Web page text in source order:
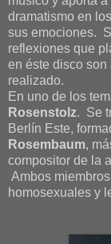
dramatismo en
sus emociones.
reflexiones que
en éste disco
realizado.
En uno de los
Rosenstolz. Se
Berlín Este,
Rosembaum,
compositor de la
Ambos
homosexuales y